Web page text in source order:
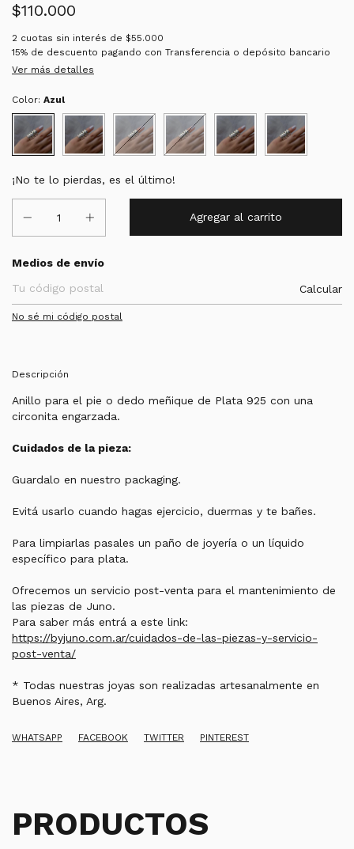
$110.000
2 cuotas sin interés de $55.000
15% de descuento pagando con Transferencia o depósito bancario
Ver más detalles
Color: Azul
¡No te lo pierdas, es el último!
Entregas para el CP:
Medios de envío
Calcular
No sé mi código postal
Descripción
Anillo para el pie o dedo meñique de Plata 925 con una
circonita engarzada.
Cuidados de la pieza:
Guardalo en nuestro packaging.
Evitá usarlo cuando hagas ejercicio, duermas y te bañes.
Para limpiarlas pasales un paño de joyería o un líquido
específico para plata.
Ofrecemos un servicio post-venta para el mantenimiento de
las piezas de Juno.
Para saber más entrá a este link:
https://byjuno.com.ar/cuidados-de-las-piezas-y-servicio-
post-venta/
* Todas nuestras joyas son realizadas artesanalmente en
Buenos Aires, Arg.
WHATSAPP FACEBOOK TWITTER PINTEREST
PRODUCTOS